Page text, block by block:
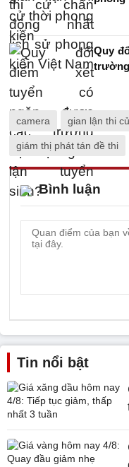
Quy
trường
camera gian lận thi
giám thị phát tán đề thi
Bình luận
Tin nổi bật